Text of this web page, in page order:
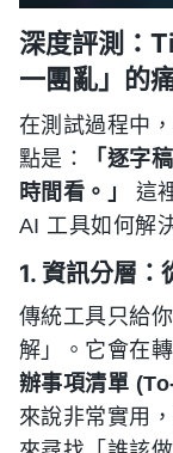
深度評測：
一團亂」的
在測試過程中
點是：
「逐字
時間看。」
這
AI 工具如何解
1. 資訊分層：
傳統工具只給
解」。它會在
辦事項清單
來說非常實用